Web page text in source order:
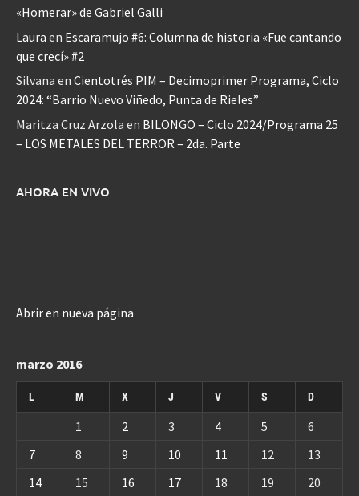
«Homerar» de Gabriel Galli
Laura en Escaramujo #6: Columna de historia «Fue cantando
que crecí» #2
Silvana en Cientotrés PIM – Decimoprimer Programa, Ciclo
2024: “Barrio Nuevo Viñedo, Punta de Rieles”
Maritza Cruz Arzola en BILONGO – Ciclo 2024/Programa 25
– LOS METALES DEL TERROR – 2da. Parte
AHORA EN VIVO
Abrir en nueva página
marzo 2016
L M X J V S D
1 2 3 4 5
6
7
8 9 10 11 12
13
14
15 16 17 18 19 20